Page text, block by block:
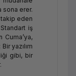
sona erer.
takip eden
iş
Cuma’ya,
yazılım
gibi, bir